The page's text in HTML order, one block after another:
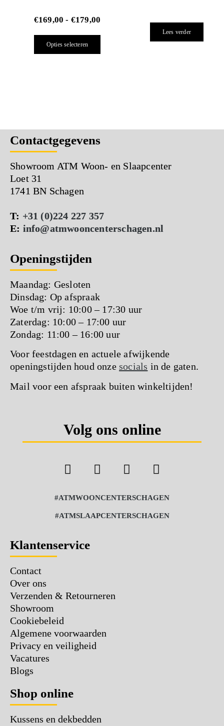
€169,00 - €179,00
Opties selecteren
Lees verder
Contactgegevens
Showroom ATM Woon- en Slaapcenter
Loet 31
1741 BN Schagen
T: +31 (0)224 227 357
E: info@atmwooncenterschagen.nl
Openingstijden
Maandag: Gesloten
Dinsdag: Op afspraak
Woe t/m vrij: 10:00 – 17:30 uur
Zaterdag: 10:00 – 17:00 uur
Zondag: 11:00 – 16:00 uur
Voor feestdagen en actuele afwijkende
openingstijden houd onze socials in de gaten.
Mail voor een afspraak buiten winkeltijden!
Volg ons online
#ATMWOONCENTERSCHAGEN
#ATMSLAAPCENTERSCHAGEN
Klantenservice
Contact
Over ons
Verzenden & Retourneren
Showroom
Cookiebeleid
Algemene voorwaarden
Privacy en veiligheid
Vacatures
Blogs
Shop online
Kussens en dekbedden